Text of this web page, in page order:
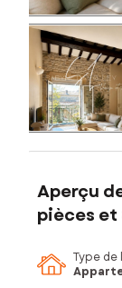
Aperçu
pièces et
Type